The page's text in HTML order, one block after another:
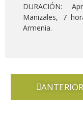
DURACIÓN:
Manizales, 7
Armenia.
ANTERIOR